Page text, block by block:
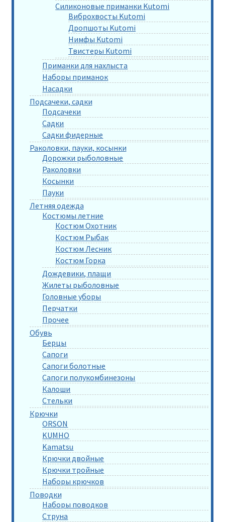
Силиконовые приманки Kutomi
Виброхвосты Kutomi
Дропшоты Kutomi
Нимфы Kutomi
Твистеры Kutomi
Приманки для нахлыста
Наборы приманок
Насадки
Подсачеки, садки
Подсачеки
Садки
Садки фидерные
Раколовки, пауки, косынки
Дорожки рыболовные
Раколовки
Косынки
Пауки
Летняя одежда
Костюмы летние
Костюм Охотник
Костюм Рыбак
Костюм Лесник
Костюм Горка
Дождевики, плащи
Жилеты рыболовные
Головные уборы
Перчатки
Прочее
Обувь
Берцы
Сапоги
Сапоги болотные
Сапоги полукомбинезоны
Калоши
Стельки
Крючки
ORSON
KUMHO
Kamatsu
Крючки двойные
Крючки тройные
Наборы крючков
Поводки
Наборы поводков
Струна